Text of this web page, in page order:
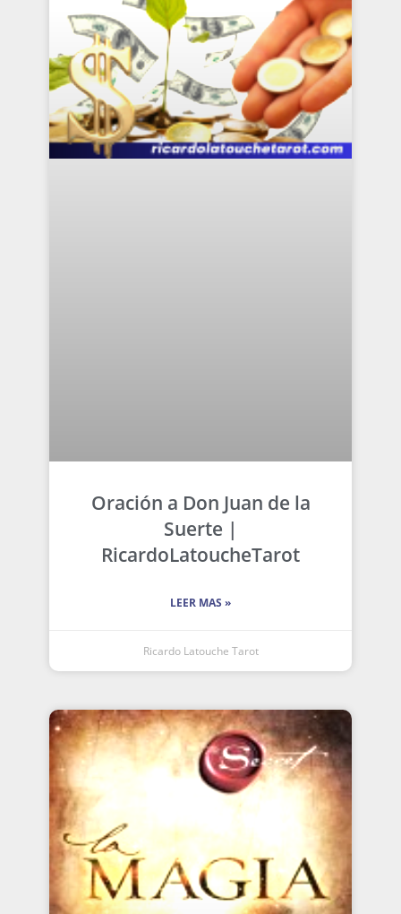
Oración a Don Juan de la
Suerte |
RicardoLatoucheTarot
LEER MAS »
Ricardo Latouche Tarot